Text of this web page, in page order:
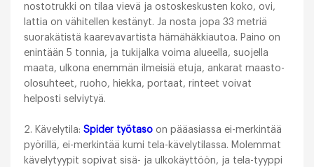
nostotrukki on tilaa vievä ja ostoskeskusten koko, ovi,
lattia on vähitellen kestänyt. Ja nosta jopa 33 metriä
suorakätistä kaarevavartista hämähäkkiautoa. Paino on
enintään 5 tonnia, ja tukijalka voima alueella, suojella
maata, ulkona enemmän ilmeisiä etuja, ankarat maasto-
olosuhteet, ruoho, hiekka, portaat, rinteet voivat
helposti selviytyä.
2. Kävelytila:Spider työtaso on pääasiassa ei-merkintää
pyörillä, ei-merkintää kumi tela-kävelytilassa. Molemmat
kävelytyypit sopivat sisä- ja ulkokäyttöön, ja tela-tyyppi